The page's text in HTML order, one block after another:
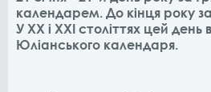
календарем. До кінця року
У XX і XXI століттях цей день
Юліанського календаря.